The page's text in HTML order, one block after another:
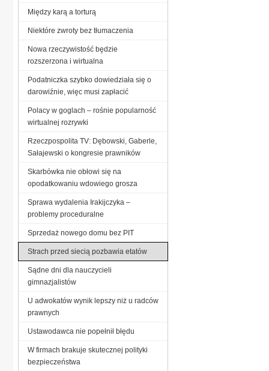
Między karą a torturą
Niektóre zwroty bez tłumaczenia
Nowa rzeczywistość będzie
rozszerzona i wirtualna
Podatniczka szybko dowiedziała się o
darowiźnie, więc musi zapłacić
Polacy w goglach – rośnie popularność
wirtualnej rozrywki
Rzeczpospolita TV: Dębowski, Gaberle,
Sałajewski o kongresie prawników
Skarbówka nie obłowi się na
opodatkowaniu wdowiego grosza
Sprawa wydalenia Irakijczyka –
problemy proceduralne
Sprzedaż nowego domu bez PIT
Strach przed siecią pozbawia etatów
Sądne dni dla nauczycieli
gimnazjalistów
U adwokatów wynik lepszy niż u radców
prawnych
Ustawodawca nie popełnił błędu
W firmach brakuje skutecznej polityki
bezpieczeństwa